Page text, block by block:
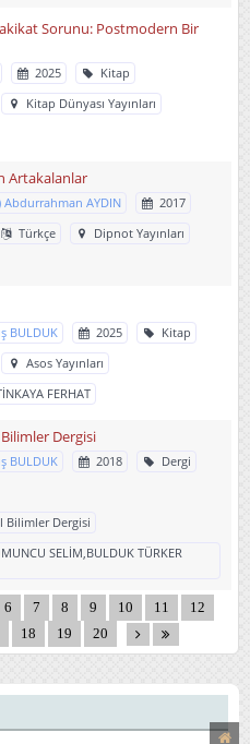
Sorunu: Postmodern Bir
2025
Kitap
Kitap Dünyası Yayınları
Artakalanlar
Abdurrahman AYDIN
2017
Türkçe
Dipnot Yayınları
BULDUK 2025
Kitap
Asos Yayınları
FERHAT
Dergisi
BULDUK 2018
Dergi
Bilimler Dergisi
SELİM,BULDUK TÜRKER
6 7 8 9 10 11
12
18 19 20